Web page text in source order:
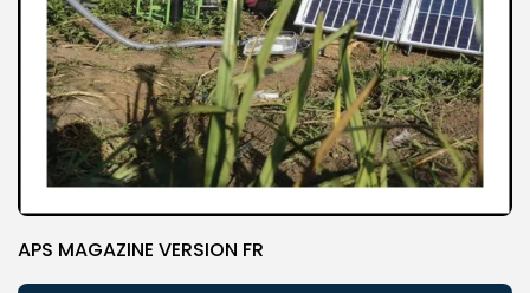
APS MAGAZINE VERSION FR